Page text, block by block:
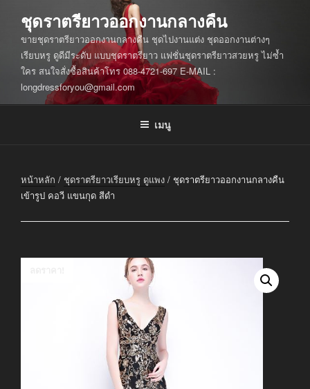
บทความ
ชุดราตรียาวออกงานกลางคืน
ขายชุดราตรียาวออกงานกลางคืน ชุดไปงานแต่ง ชุดออกงานต่างๆ
เรียบหรู ดูดีมีระดับ แบบชุดราตรียาว แฟชั่นชุดราตรียาวสวยหรู ไม่ซ้ำ
ใคร สนใจสั่งซื้อสินค้าโทร 088-4721-697 E-MAIL :
longdressforyou@gmail.com
เมนู
หน้าหลัก / ชุดราตรียาวเรียบหรู ดูแพง / ชุดราตรียาวออกงานกลางคืน
เข้ารูป คอวี แขนกุด สีดำ